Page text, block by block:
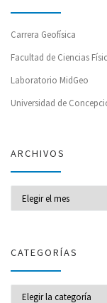
Carrera Geofísica
Facultad de Ciencias
Laboratorio MidGeo
Universidad de
ARCHIVOS
CATEGORÍAS